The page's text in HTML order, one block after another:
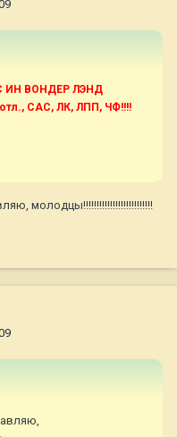
ИН ВОНДЕР ЛЭНД
CАС, ЛК, ЛПП, ЧФ!!!!
молодцы!!!!!!!!!!!!!!!!!!!!!!!!!!